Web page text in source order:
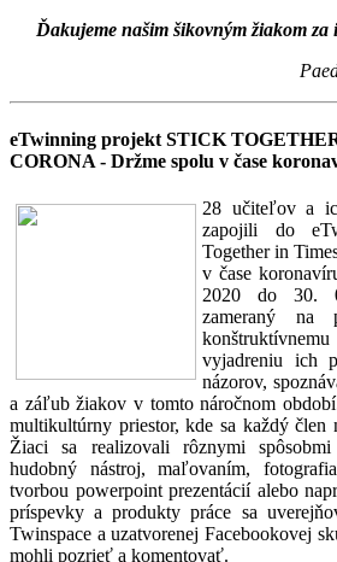
Ďakujeme našim šikovným žiakom
eTwinning projekt STICK
CORONA - Držme spolu v čase
28 učiteľov a
zapojili do
Together in
v čase
2020 do 30.
zameraný na
vyjadreniu ich
názorov,
a záľub žiakov v tomto náročnom
multikultúrny priestor, kde sa každý člen
Žiaci sa realizovali rôznymi
hudobný nástroj, maľovaním,
tvorbou powerpoint prezentácií alebo
príspevky a produkty práce sa
Twinspace a uzatvorenej Facebookovej
mohli pozrieť a komentovať.